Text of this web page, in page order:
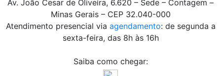
Av. João Cesar de Oliveira, 6.620 – Sede – Contagem –
Minas Gerais – CEP 32.040-000
Atendimento presencial via agendamento: de segunda a
sexta-feira, das 8h às 16h
Saiba como chegar: